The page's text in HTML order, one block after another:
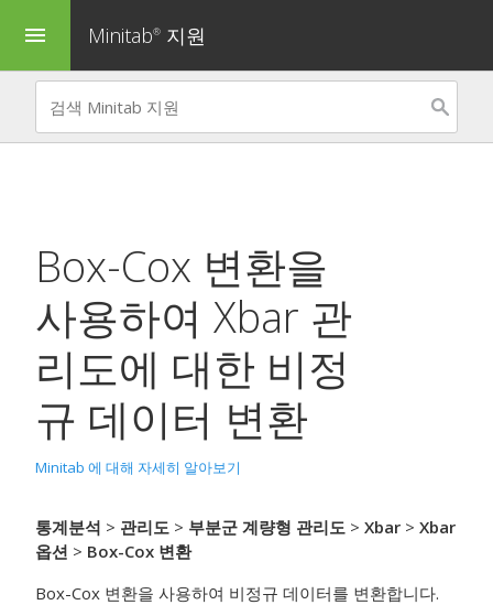
menu Minitab® 지원
Box-Cox 변환을
사용하여 Xbar 관
리도에 대한 비정
규 데이터 변환
Minitab 에 대해 자세히 알아보기
통계분석 > 관리도 > 부분군 계량형 관리도 > Xbar > Xbar
옵션 > Box-Cox 변환
Box-Cox 변환을 사용하여 비정규 데이터를 변환합니다.